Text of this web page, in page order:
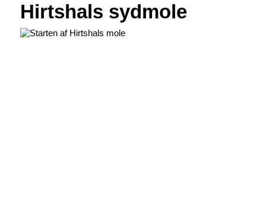
Hirtshals sydmole